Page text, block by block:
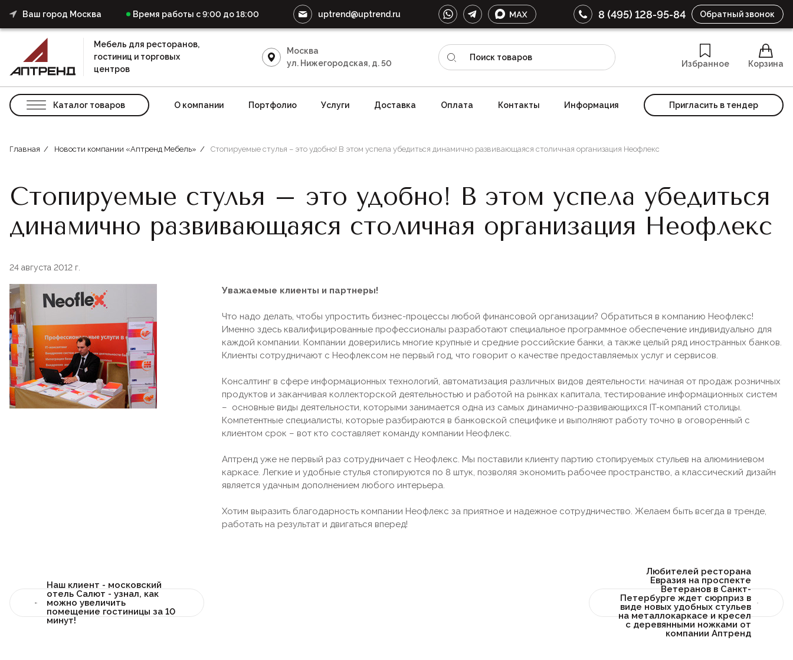
Ваш город Москва Время работы с 9:00 до 18:00 uptrend@uptrend.ru 8 (495) 128-95-84 Обратный звонок
Мебель для ресторанов,
гостиниц и торговых
центров
Москва
ул. Нижегородская, д. 50
Избранное Корзина
Каталог товаров О компании Портфолио Услуги Доставка Оплата Контакты Информация Пригласить в тендер
Главная Новости компании «Аптренд Мебель» Стопируемые стулья – это удобно! В этом успела убедиться динамично развивающаяся столичная организация Неофлекс
Стопируемые стулья – это удобно! В этом успела убедиться
динамично развивающаяся столичная организация Неофлекс
24 августа 2012 г.
Уважаемые клиенты и партнеры!
Что надо делать, чтобы упростить бизнес-процессы любой финансовой организации? Обратиться в компанию Неофлекс!
Именно здесь квалифицированные профессионалы разработают специальное программное обеспечение индивидуально для
каждой компании. Компании доверились многие крупные и средние российские банки, а также целый ряд иностранных банков.
Клиенты сотрудничают с Неофлексом не первый год, что говорит о качестве предоставляемых услуг и сервисов.
Консалтинг в сфере информационных технологий, автоматизация различных видов деятельности: начиная от продаж розничных
продуктов и заканчивая коллекторской деятельностью и работой на рынках капитала, тестирование информационных систем
– основные виды деятельности, которыми занимается одна из самых динамично-развивающихся IT-компаний столицы.
Компетентные специалисты, которые разбираются в банковской специфике и выполняют работу точно в оговоренный с
клиентом срок – вот кто составляет команду компании Неофлекс.
Аптренд уже не первый раз сотрудничает с Неофлекс. Мы поставили клиенту партию стопируемых стульев на алюминиевом
каркасе. Легкие и удобные стулья стопируются по 8 штук, позволяя экономить рабочее пространство, а классический дизайн
является удачным дополнением любого интерьера.
Хотим выразить благодарность компании Неофлекс за приятное и надежное сотрудничество. Желаем быть всегда в тренде,
работать на результат и двигаться вперед!
Наш клиент - московский
отель Салют - узнал, как
можно увеличить
помещение гостиницы за 10
минут!
Любителей ресторана
Евразия на проспекте
Ветеранов в Санкт-
Петербурге ждет сюрприз в
виде новых удобных стульев
на металлокаркасе и кресел
с деревянными ножками от
компании Аптренд